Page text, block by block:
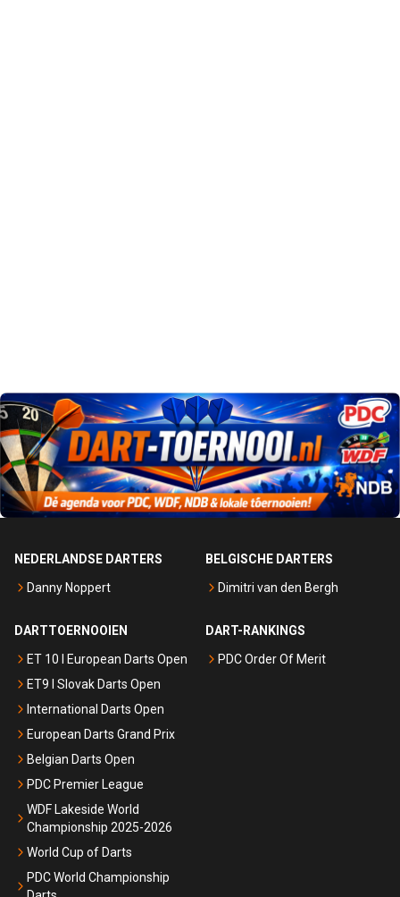
NEDERLANDSE DARTERS
Danny Noppert
BELGISCHE DARTERS
Dimitri van den Bergh
DARTTOERNOOIEN
ET 10 I European Darts Open
ET9 I Slovak Darts Open
International Darts Open
European Darts Grand Prix
Belgian Darts Open
PDC Premier League
WDF Lakeside World
Championship 2025-2026
World Cup of Darts
PDC World Championship
DART-RANKINGS
PDC Order Of Merit